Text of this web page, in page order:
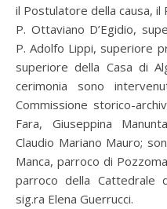
il Postulatore della causa, il
P. Ottaviano D’Egidio,
P. Adolfo Lippi, superiore
superiore della Casa di
cerimonia sono
Commissione storico-
Fara, Giuseppina
Claudio Mariano Mauro;
Manca, parroco di
parroco della Cattedrale
sig.ra Elena Guerrucci.